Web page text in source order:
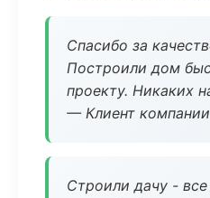
Спасибо за
Построили дом
проекту. Никаких
— Клиент компании
Строили дачу -